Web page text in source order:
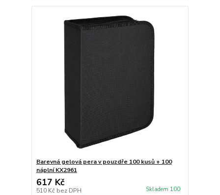
Barevná gelová pera v pouzdře 100 kusů + 100
náplní KX2961
617 Kč
510 Kč bez DPH Skladem 100